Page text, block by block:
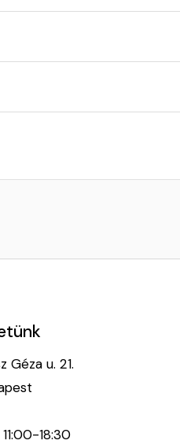
Géza u. 21.
18:30